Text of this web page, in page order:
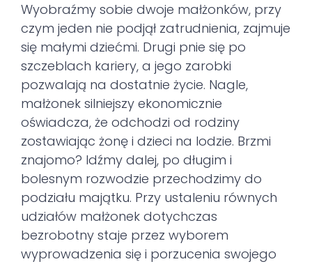
Wyobraźmy sobie dwoje małżonków, przy
czym jeden nie podjął zatrudnienia, zajmuje
się małymi dziećmi. Drugi pnie się po
szczeblach kariery, a jego zarobki
pozwalają na dostatnie życie. Nagle,
małżonek silniejszy ekonomicznie
oświadcza, że odchodzi od rodziny
zostawiając żonę i dzieci na lodzie. Brzmi
znajomo? Idźmy dalej, po długim i
bolesnym rozwodzie przechodzimy do
podziału majątku. Przy ustaleniu równych
udziałów małżonek dotychczas
bezrobotny staje przez wyborem
wyprowadzenia się i porzucenia swojego